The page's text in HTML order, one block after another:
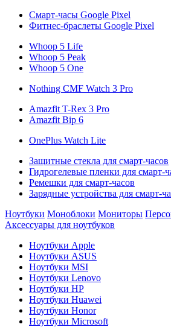
Смарт-часы Google Pixel
Фитнес-браслеты Google Pixel
Whoop 5 Life
Whoop 5 Peak
Whoop 5 One
Nothing CMF Watch 3 Pro
Amazfit T-Rex 3 Pro
Amazfit Bip 6
OnePlus Watch Lite
Защитные стекла для смарт-часов
Гидрогелевые пленки для смарт-
Ремешки для смарт-часов
Зарядные устройства для смарт-
Ноутбуки Моноблоки Мониторы
Аксессуары для ноутбуков
Ноутбуки Apple
Ноутбуки ASUS
Ноутбуки MSI
Ноутбуки Lenovo
Ноутбуки HP
Ноутбуки Huawei
Ноутбуки Honor
Ноутбуки Microsoft